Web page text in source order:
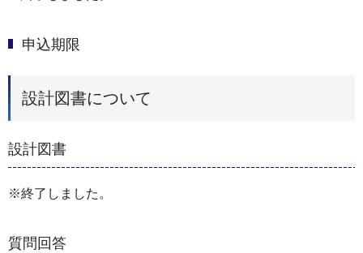
申込期限
設計図書について
設計図書
※終了しました。
質問回答